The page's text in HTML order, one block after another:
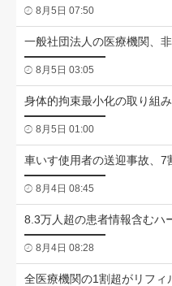
8月5日 07:50
一般社団法人の医療機関、
8月5日 03:05
身体的拘束最小化の取り組
8月5日 01:00
車いす使用者の送迎事故、7
8月4日 08:45
8.3万人超の患者情報含むハ
8月4日 08:28
全医療機関の1割超がリフィ